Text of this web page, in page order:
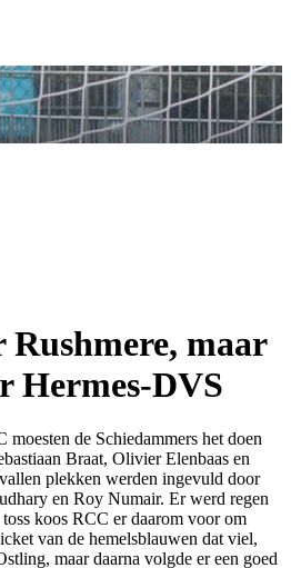
maar
Hermes-DVS
de Schiedammers het doen
Braat, Olivier Elenbaas en
plekken werden ingevuld door
en Roy Numair. Er werd regen
koos RCC er daarom voor om
van de hemelsblauwen dat viel,
maar daarna volgde er een goed